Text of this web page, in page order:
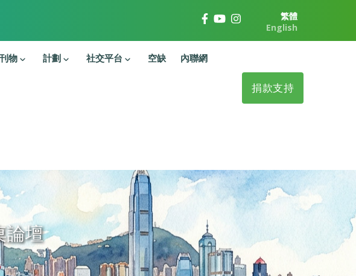
繁體
English
刊物 計劃 社交平台 空缺 內聯網
捐款支持
論壇